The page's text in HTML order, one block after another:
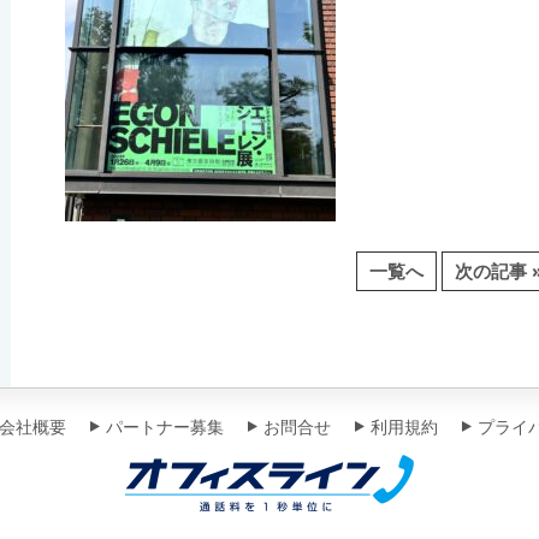
一覧へ 次の記事
会社概要 パートナー募集 お問合せ 利用規約 プライ